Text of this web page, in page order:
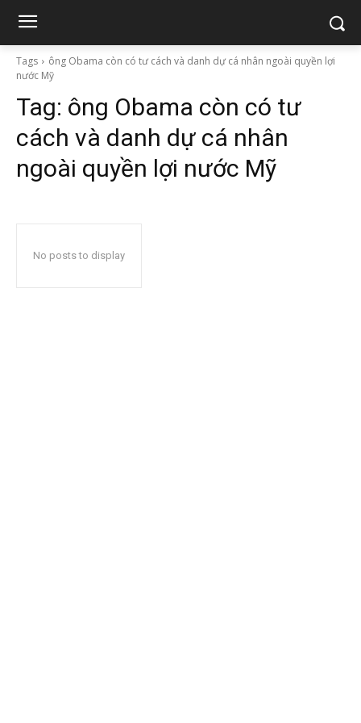
Tags
ông Obama còn có tư cách và danh dự cá nhân ngoài quyền lợi
nước Mỹ
Tag: ông Obama còn có tư
cách và danh dự cá nhân
ngoài quyền lợi nước Mỹ
No posts to display